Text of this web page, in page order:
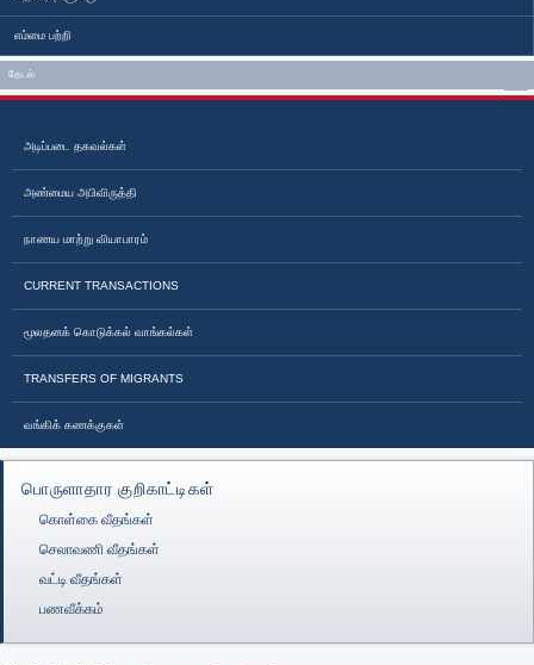
எம்மை பற்றி
அடிப்படை தகவல்கள்
அண்மைய அபிவிருத்தி
நாணய மாற்று வியாபாரம்
CURRENT TRANSACTIONS
மூலதனக் கொடுக்கல் வாங்கல்கள்
TRANSFERS OF MIGRANTS
வங்கிக் கணக்குகள்
பொருளாதார குறிகாட்டிகள்
கொள்கை வீதங்கள்
செலாவணி வீதங்கள்
வட்டி வீதங்கள்
பணவீக்கம்